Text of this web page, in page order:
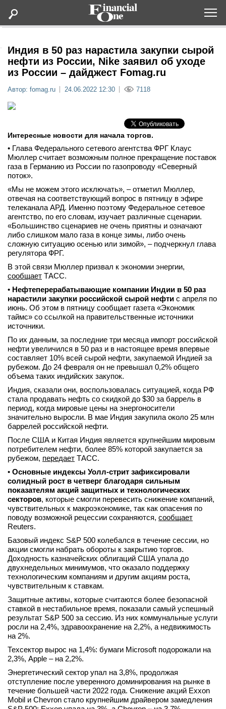
Статьи
Мероприятия
Интервью
вконтакте
телеграм
Стать автором
Вход
Индия в 50 раз нарастила закупки сырой
нефти из России, Nike заявил об уходе
из России – дайджест Fomag.ru
Автор: fomag.ru 24.06.2022 12:30 7118
Интересные новости для начала торгов.
• Глава Федерального сетевого агентства ФРГ Клаус
Мюллер считает возможным полное прекращение поставок
газа в Германию из России по газопроводу «Северный
поток».
«Мы не можем этого исключать», – отметил Мюллер,
отвечая на соответствующий вопрос в пятницу в эфире
телеканала АРД. Именно поэтому Федеральное сетевое
агентство, по его словам, изучает различные сценарии.
«Большинство сценариев не очень приятны и означают
либо слишком мало газа в конце зимы, либо очень
сложную ситуацию осенью или зимой», – подчеркнул глава
регулятора ФРГ.
В этой связи Мюллер призвал к экономии энергии,
сообщает ТАСС.
• Нефтеперерабатывающие компании Индии в 50 раз
нарастили закупки российской сырой нефти с апреля по
июнь. Об этом в пятницу сообщает газета «Экономик
таймс» со ссылкой на правительственные источники
источники.
По их данным, за последние три месяца импорт российской
нефти увеличился в 50 раз и в настоящее время впервые
составляет 10% всей сырой нефти, закупаемой Индией за
рубежом. До 24 февраля он не превышал 0,2% общего
объема таких индийских закупок.
Индия, сказали они, воспользовалась ситуацией, когда РФ
стала продавать нефть со скидкой до $30 за баррель в
период, когда мировые цены на энергоносители
значительно выросли. В мае Индия закупила около 25 млн
баррелей российской нефти.
После США и Китая Индия является крупнейшим мировым
потребителем нефти, более 85% которой закупается за
рубежом, передает ТАСС.
• Основные индексы Уолл-стрит зафиксировали
солидный рост в четверг благодаря сильным
показателям акций защитных и технологических
секторов, которые смогли перевесить снижение компаний,
чувствительных к макроэкономике, так как опасения по
поводу возможной рецессии сохраняются, сообщает
Reuters.
Базовый индекс S&P 500 колебался в течение сессии, но
акции смогли набрать обороты к закрытию торгов.
Доходность казначейских облигаций США упала до
двухнедельных минимумов, что оказало поддержку
технологическим компаниям и другим акциям роста,
чувствительным к ставкам.
Защитные активы, которые считаются более безопасной
ставкой в нестабильное время, показали самый успешный
результат S&P 500 за сессию. Из них коммунальные услуги
росли на 2,4%, здравоохранение на 2,2%, а недвижимость
на 2%.
Техсектор вырос на 1,4%: бумаги Microsoft подорожали на
2,3%, Apple – на 2,2%.
Энергетический сектор упал на 3,8%, продолжая
отступление после уверенного доминирования на рынке в
течение большей части 2022 года. Снижение акций Exxon
Mobil и Chevron стало крупнейшим драйвером замедления